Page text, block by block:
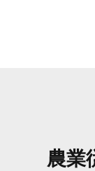
農業